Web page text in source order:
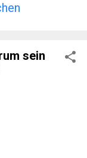
auch,
wurde.
Blogs zu
Aspekte
sein